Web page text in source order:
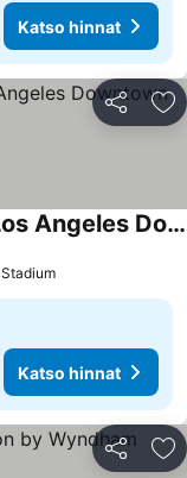
Katso hinnat
Jaa
Holiday Inn Express & Suites Los Angeles Downtown West By Ihg
Katso hinnat
Jaa